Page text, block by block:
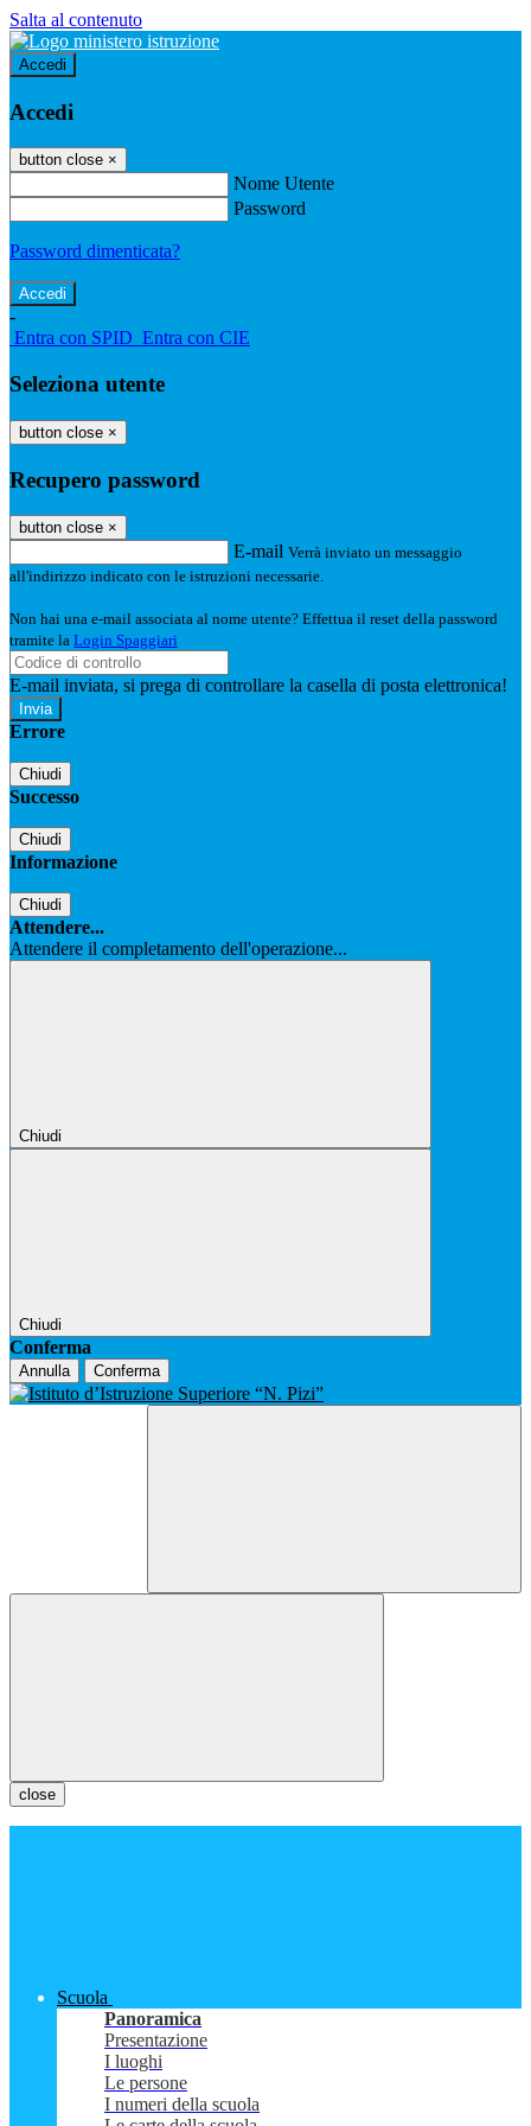
Salta al contenuto
Accedi
Accedi
button close ×
Nome Utente
Password
Password dimenticata?
-
Entra con SPID Entra con CIE
Seleziona utente
button close ×
Recupero password
button close ×
E-mail Verrà inviato un messaggio
all'indirizzo indicato con le istruzioni necessarie.
Non hai una e-mail associata al nome utente? Effettua il reset della password
tramite la Login Spaggiari
E-mail inviata, si prega di controllare la casella di posta elettronica!
Errore
Chiudi
Successo
Chiudi
Informazione
Chiudi
Attendere...
Attendere il completamento dell'operazione...
Chiudi
Chiudi
Conferma
Annulla Conferma
close
Scuola
Panoramica
Presentazione
I luoghi
Le persone
I numeri della scuola